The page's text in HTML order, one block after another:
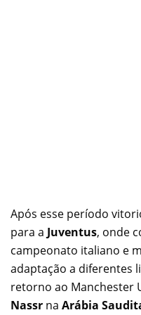
Após esse período
para a Juventus, onde
campeonato italiano e
adaptação a diferentes
retorno ao Manchester
Nassr na Arábia